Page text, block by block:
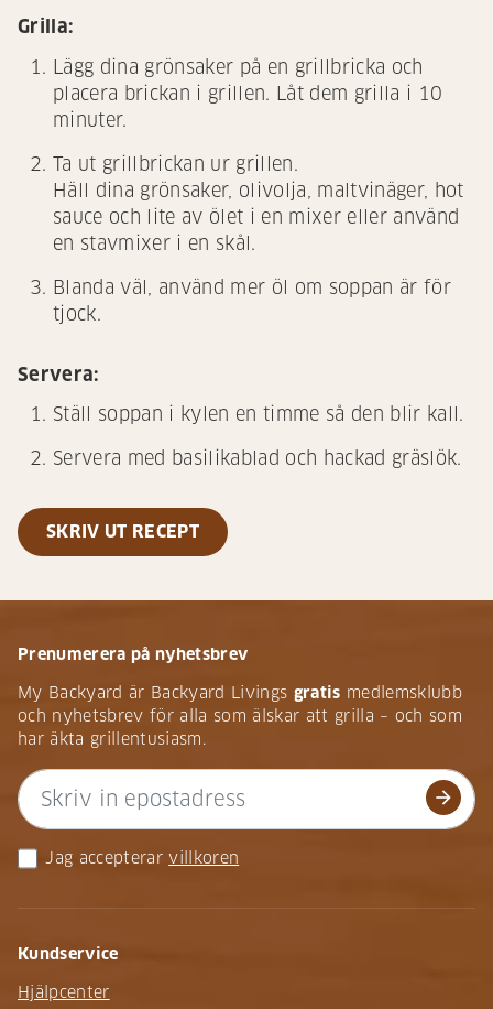
Grilla:
Lägg dina grönsaker på en grillbricka och
placera brickan i grillen. Låt dem grilla i 10
minuter.
Ta ut grillbrickan ur grillen.
Häll dina grönsaker, olivolja, maltvinäger, hot
sauce och lite av ölet i en mixer eller använd
en stavmixer i en skål.
Blanda väl, använd mer öl om soppan är för
tjock.
Servera:
Ställ soppan i kylen en timme så den blir kall.
Servera med basilikablad och hackad gräslök.
SKRIV UT RECEPT
Prenumerera på nyhetsbrev
My Backyard är Backyard Livings gratis medlemsklubb
och nyhetsbrev för alla som älskar att grilla – och som
har äkta grillentusiasm.
arrow_forward
Jag accepterar villkoren
Kundservice
Hjälpcenter